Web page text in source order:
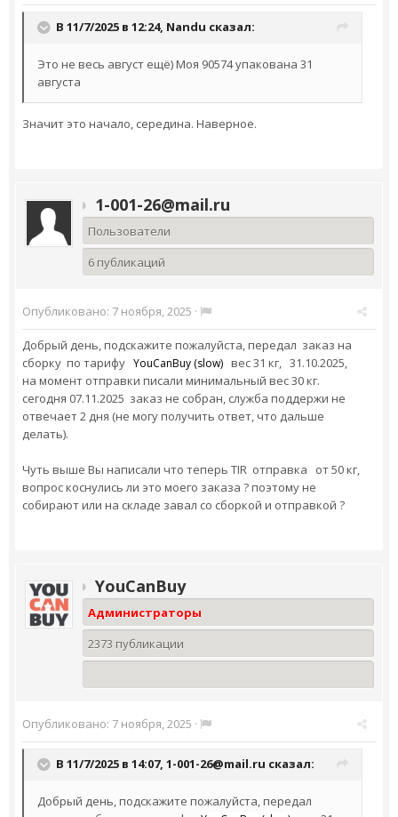
В 11/7/2025 в 12:24, Nandu сказал:
Это не весь август ещё) Моя 90574 упакована 31
августа
Значит это начало, середина. Наверное.
1-001-26@mail.ru
Пользователи
6 публикаций
Опубликовано: 7 ноября, 2025 ·
Добрый день, подскажите пожалуйста, передал заказ на
сборку по тарифу YouCanBuy (slow) вес 31 кг, 31.10.2025,
на момент отправки писали минимальный вес 30 кг.
сегодня 07.11.2025 заказ не собран, служба поддержи не
отвечает 2 дня (не могу получить ответ, что дальше
делать).
Чуть выше Вы написали что теперь TIR отправка от 50 кг,
вопрос коснулись ли это моего заказа ? поэтому не
собирают или на складе завал со сборкой и отправкой ?
YouCanBuy
Администраторы
2373 публикации
Опубликовано: 7 ноября, 2025 ·
В 11/7/2025 в 14:07, 1-001-26@mail.ru сказал:
Добрый день, подскажите пожалуйста, передал